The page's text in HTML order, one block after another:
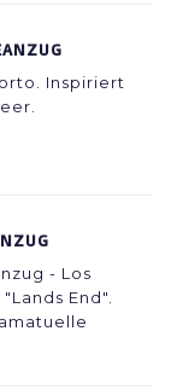
Inspiriert
- Los
End".